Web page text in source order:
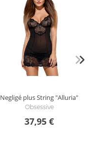
Negligé plus String "Alluria"
Obsessive
37,95 €